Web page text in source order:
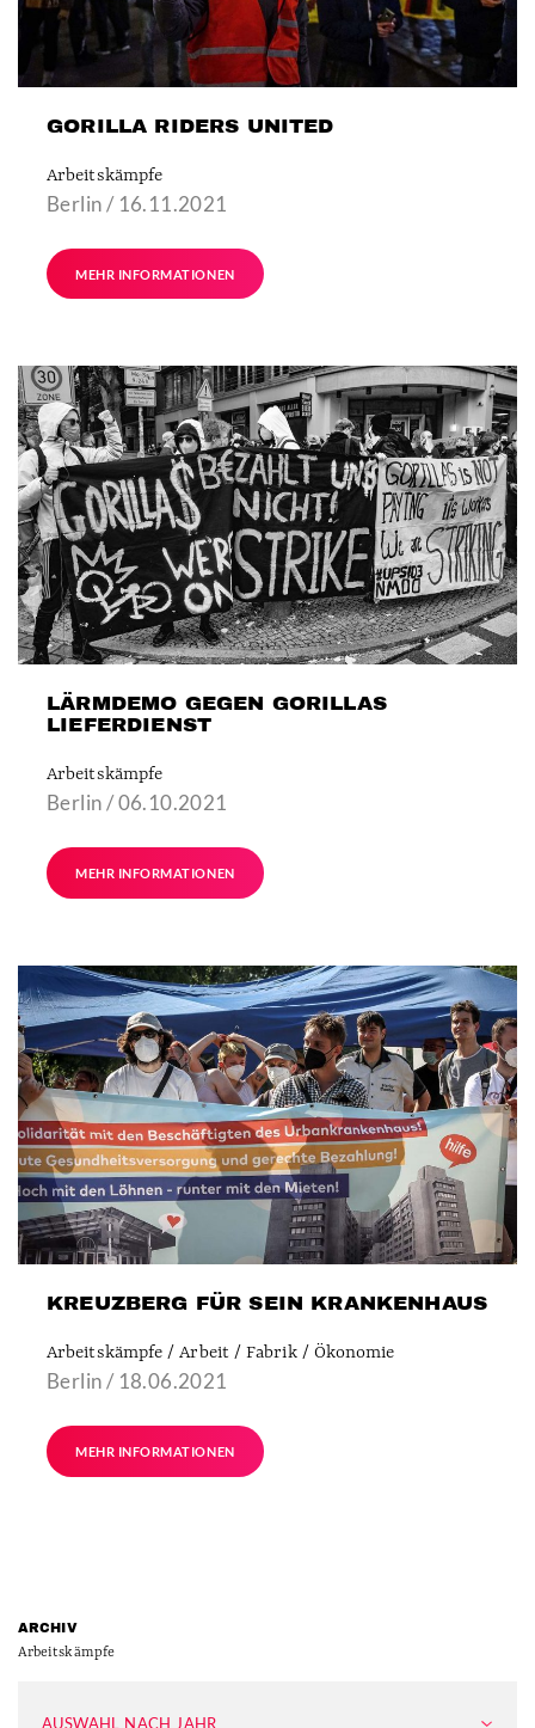
GORILLA RIDERS UNITED
Arbeitskämpfe
Berlin / 16.11.2021
MEHR INFORMATIONEN
LÄRMDEMO GEGEN GORILLAS
LIEFERDIENST
Arbeitskämpfe
Berlin / 06.10.2021
MEHR INFORMATIONEN
KREUZBERG FÜR SEIN KRANKENHAUS
Arbeitskämpfe / Arbeit / Fabrik / Ökonomie
Berlin / 18.06.2021
MEHR INFORMATIONEN
ARCHIV
Arbeitskämpfe
AUSWAHL NACH JAHR